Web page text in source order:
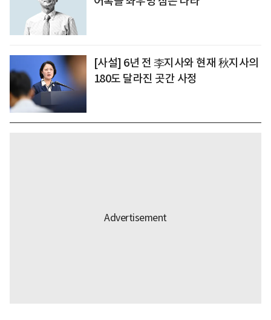
[사설] 6년 전 李지사와 현재 秋지사의
180도 달라진 곳간 사정